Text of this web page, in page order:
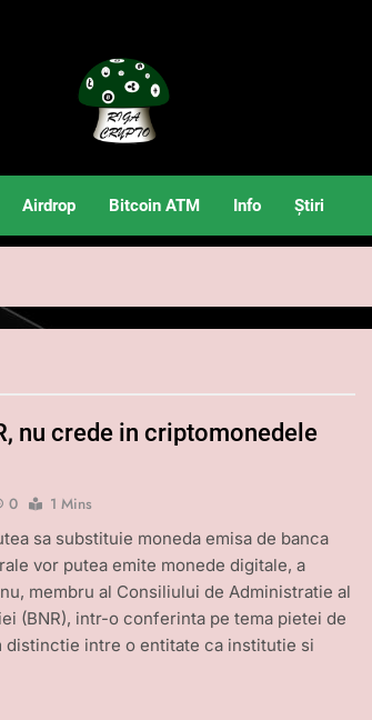
Riga Crypto
Știri Și Informații Despre Criptomonede.
Airdrop Bitcoin ATM Info Știri
nu crede in criptomonedele
0
1 Mins
sa substituie moneda emisa de banca
vor putea emite monede digitale, a
membru al Consiliului de Administratie al
(BNR), intr-o conferinta pe tema pietei de
distinctie intre o entitate ca institutie si